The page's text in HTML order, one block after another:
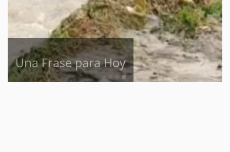
Una Frase para Hoy